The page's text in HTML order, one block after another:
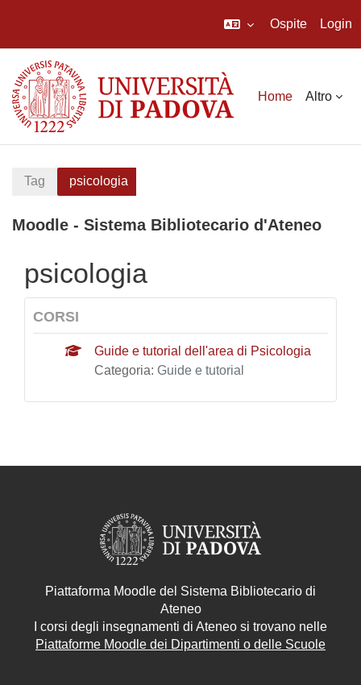
Ospite Login
Home Altro
Tag psicologia
Moodle - Sistema Bibliotecario d'Ateneo
psicologia
CORSI
Guide e tutorial dell'area di Psicologia
Categoria: Guide e tutorial
Piattaforma Moodle del Sistema Bibliotecario di
Ateneo
I corsi degli insegnamenti di Ateneo si trovano nelle
Piattaforme Moodle dei Dipartimenti o delle Scuole